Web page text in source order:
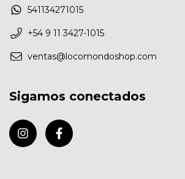
541134271015
+54 9 11 3427-1015
ventas@locomondoshop.com
Sigamos conectados